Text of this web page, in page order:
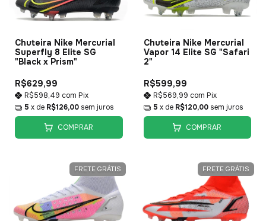
Chuteira Nike Mercurial
Superfly 8 Elite SG
"Black x Prism"
R$629,99
R$598,49 com Pix
5 x de R$126,00 sem juros
COMPRAR
Chuteira Nike Mercurial
Vapor 14 Elite SG "Safari
2"
R$599,99
R$569,99 com Pix
5 x de R$120,00 sem juros
COMPRAR
FRETE GRÁTIS FRETE GRÁTIS